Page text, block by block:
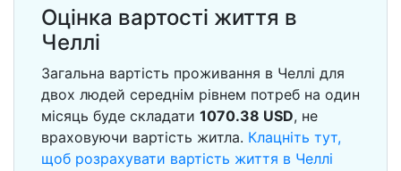
Оцінка вартості життя в
Челлі
Загальна вартість проживання в Челлі для
двох людей середнім рівнем потреб на один
місяць буде складати 1070.38 USD, не
враховуючи вартість житла. Клацніть тут,
щоб розрахувати вартість життя в Челлі